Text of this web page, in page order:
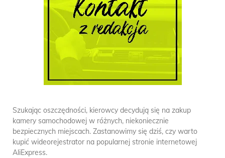
Szukając oszczędności, kierowcy decydują się na zakup
kamery samochodowej w różnych, niekoniecznie
bezpiecznych miejscach. Zastanowimy się dziś, czy warto
kupić wideorejestrator na popularnej stronie internetowej
AliExpress.